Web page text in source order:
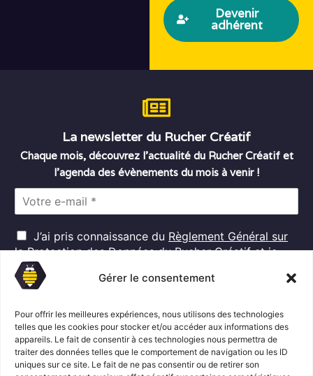
Gérer le consentement
Pour offrir les meilleures expériences, nous utilisons des technologies
telles que les cookies pour stocker et/ou accéder aux informations des
appareils. Le fait de consentir à ces technologies nous permettra de
traiter des données telles que le comportement de navigation ou les ID
uniques sur ce site. Le fait de ne pas consentir ou de retirer son
Devenir
adhérent
La newsletter du Rucher Créatif
Chaque mois, découvrez l’actualité du Rucher Créatif et
l’agenda des évènements du mois à venir !
l
*
R
G
D
P
J’ai pris connaissance du Règlement Général sur
la Protection des Donnéesdu Rucher Créatif et je
consens au traitement de mes données personnelles
dans ces conditions.*
S'abonner